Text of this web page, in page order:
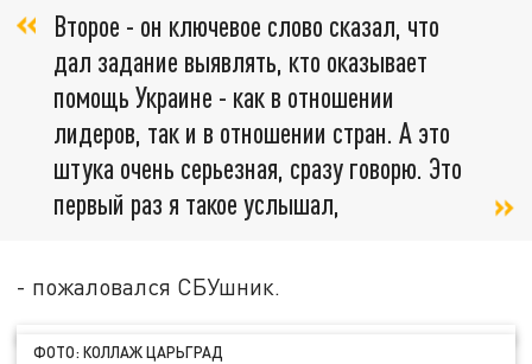
Второе - он ключевое слово сказал, что
дал задание выявлять, кто оказывает
помощь Украине - как в отношении
лидеров, так и в отношении стран. А это
штука очень серьезная, сразу говорю. Это
первый раз я такое услышал,
- пожаловался СБУшник.
ФОТО: КОЛЛАЖ ЦАРЬГРАД